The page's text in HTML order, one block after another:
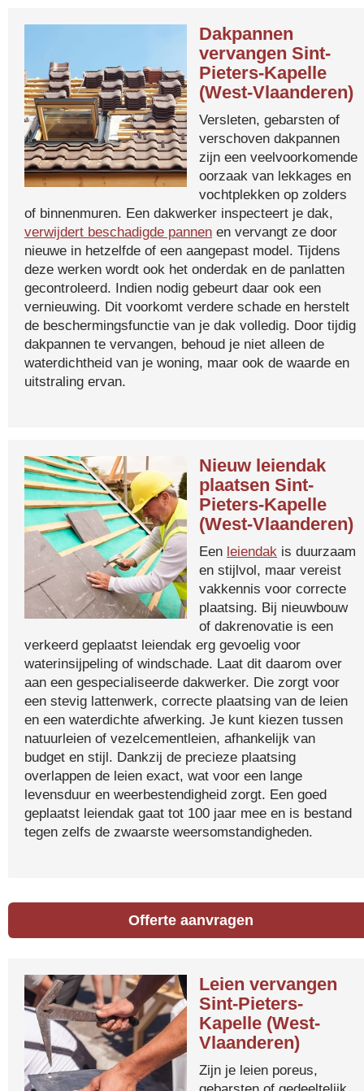
Dakpannen
vervangen Sint-
Pieters-Kapelle
(West-Vlaanderen)
Versleten, gebarsten of
verschoven dakpannen
zijn een veelvoorkomende
oorzaak van lekkages en
vochtplekken op zolders
of binnenmuren. Een dakwerker inspecteert je dak,
verwijdert beschadigde pannen en vervangt ze door
nieuwe in hetzelfde of een aangepast model. Tijdens
deze werken wordt ook het onderdak en de panlatten
gecontroleerd. Indien nodig gebeurt daar ook een
vernieuwing. Dit voorkomt verdere schade en herstelt
de beschermingsfunctie van je dak volledig. Door tijdig
dakpannen te vervangen, behoud je niet alleen de
waterdichtheid van je woning, maar ook de waarde en
uitstraling ervan.
Nieuw leiendak
plaatsen Sint-
Pieters-Kapelle
(West-Vlaanderen)
Een leiendak is duurzaam
en stijlvol, maar vereist
vakkennis voor correcte
plaatsing. Bij nieuwbouw
of dakrenovatie is een
verkeerd geplaatst leiendak erg gevoelig voor
waterinsijpeling of windschade. Laat dit daarom over
aan een gespecialiseerde dakwerker. Die zorgt voor
een stevig lattenwerk, correcte plaatsing van de leien
en een waterdichte afwerking. Je kunt kiezen tussen
natuurleien of vezelcementleien, afhankelijk van
budget en stijl. Dankzij de precieze plaatsing
overlappen de leien exact, wat voor een lange
levensduur en weerbestendigheid zorgt. Een goed
geplaatst leiendak gaat tot 100 jaar mee en is bestand
tegen zelfs de zwaarste weersomstandigheden.
Offerte aanvragen
Leien vervangen
Sint-Pieters-
Kapelle (West-
Vlaanderen)
Zijn je leien poreus,